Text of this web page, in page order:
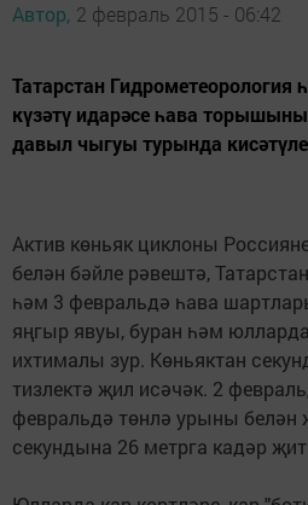
Автор, 2 февраль 2015 - 06:42
Татарстан Гидрометеорология
күзәтү идарәсе һава
давыл чыгуы турында
Актив көньяк циклоны
белән бәйле рәвештә,
һәм 3 февральдә һава
яңгыр явуы, буран һәм
ихтималы зур. Көньяктан
тизлектә җил исәчәк. 2
февральдә төнлә урыны белән
секундына 26 метрга кадәр